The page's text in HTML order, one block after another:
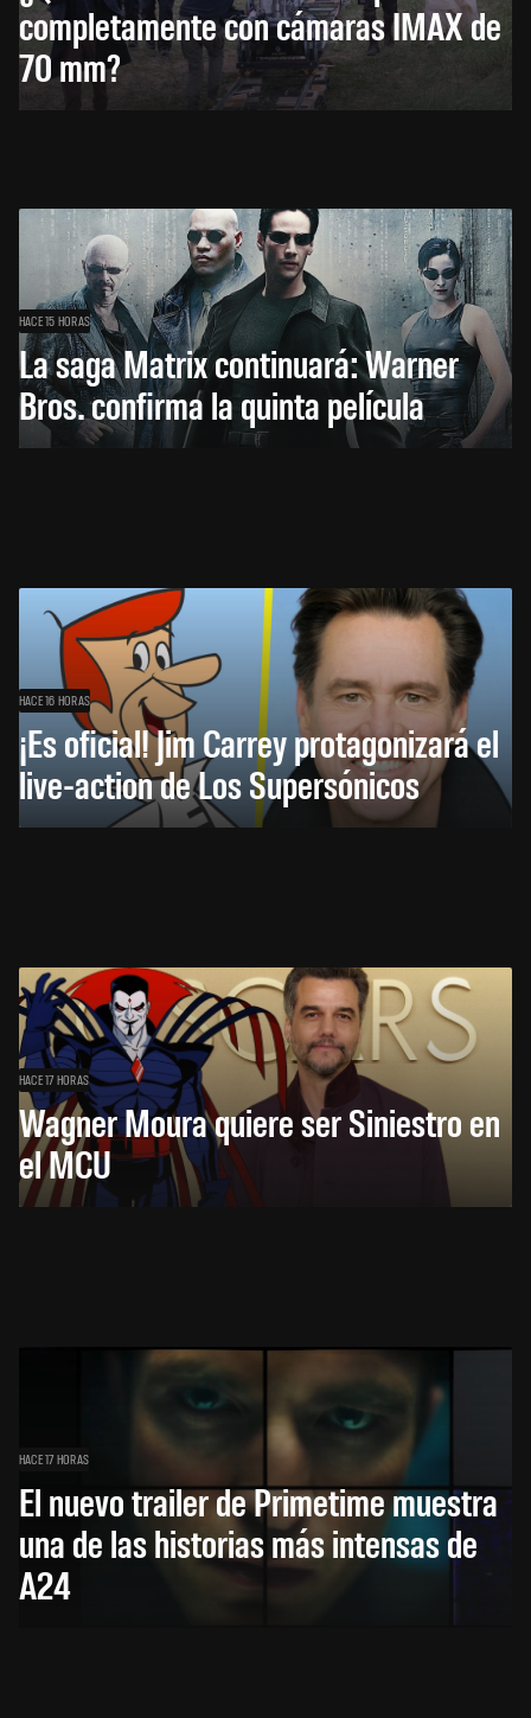
completamente con cámaras IMAX de
70 mm?
HACE 15 HORAS
La saga Matrix continuará: Warner
Bros. confirma la quinta película
HACE 16 HORAS
¡Es oficial! Jim Carrey protagonizará el
live-action de Los Supersónicos
HACE 17 HORAS
Wagner Moura quiere ser Siniestro en
el MCU
HACE 17 HORAS
El nuevo trailer de Primetime muestra
una de las historias más intensas de
A24